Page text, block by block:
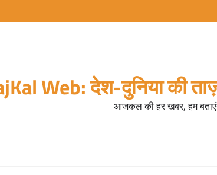
Web: देश-दुनिया की
आजकल की हर खबर, हम